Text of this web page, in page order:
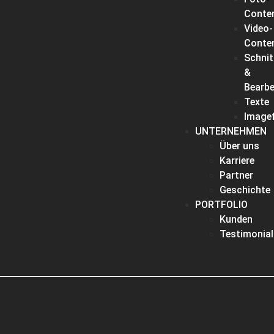
Video-
&
Texte
UNTERNEHMEN
Über uns
Karriere
Partner
Geschichte
PORTFOLIO
Kunden